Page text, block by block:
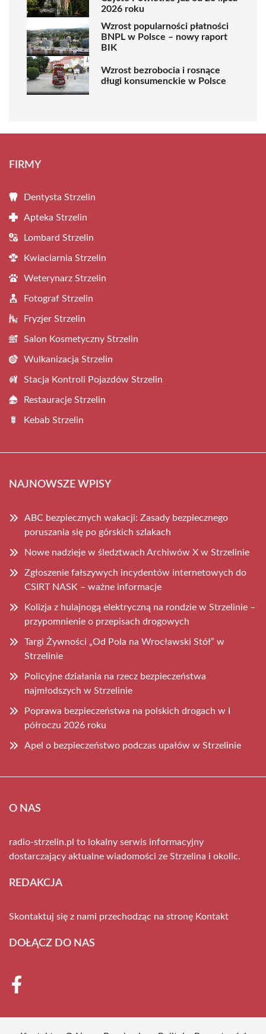
2026 roku
Wzrost popularności płatności
BNPL w Polsce – nowy raport
BIK
Wzrost bezrobocia i rosnące
długi konsumenckie w Polsce
FIRMY
Dentysta Strzelin
Apteka Strzelin
Lombard Strzelin
Kwiaciarnia Strzelin
Weterynarz Strzelin
Fotograf Strzelin
Fryzjer Strzelin
Salon Kosmetyczny Strzelin
Wulkanizacja Strzelin
Stacja Kontroli Pojazdów Strzelin
Restauracje Strzelin
Kebab Strzelin
NAJNOWSZE WPISY
ABC bezpiecznych wakacji: Zasady bezpiecznego
poruszania się po górskich szlakach
Nowe nadzieje w śledztwach Archiwów X w Strzelinie
Zgłoszenie fałszywych incydentów internetowych do
CSIRT NASK – ważne informacje
Kolizja z hulajnogą elektryczną na rondzie w Strzelinie –
przypomnienie o przepisach drogowych
Targi Żywności „Od Pola na Wrocławski Stół” w
Strzelinie
Policyjne działania na rzecz bezpieczeństwa
najmłodszych w Strzelinie
Poprawa bezpieczeństwa na polskich drogach w I
półroczu 2026 roku
Apel o bezpieczeństwo podczas upałów w Strzelinie
O NAS
radio-strzelin.pl to lokalny serwis informacyjny
dostarczający aktualne wiadomości ze Strzelina i okolic.
REDAKCJA
Skontaktuj się z nami przechodząc na stronę Kontakt
DOŁĄCZ DO NAS